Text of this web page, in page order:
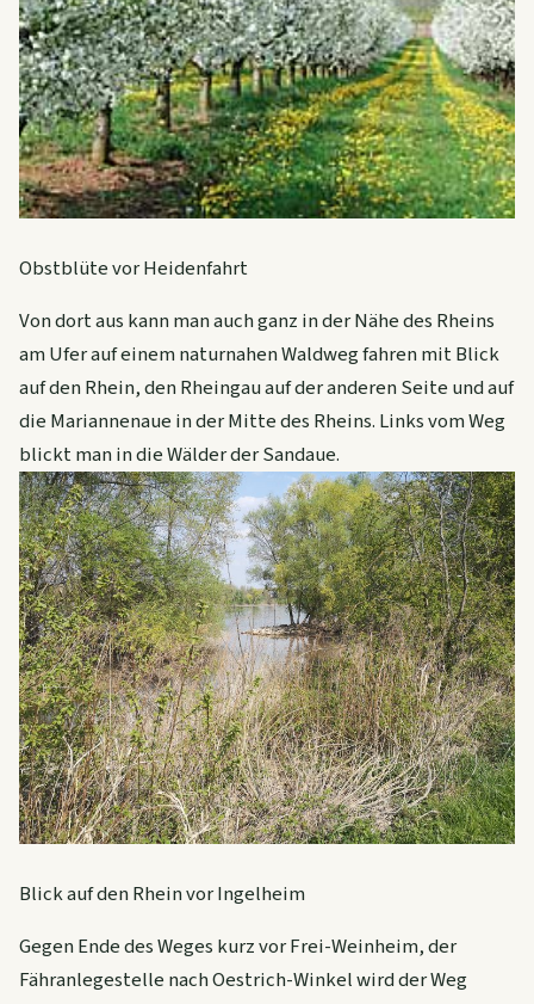
Obstblüte vor Heidenfahrt
Von dort aus kann man auch ganz in der Nähe des Rheins
am Ufer auf einem naturnahen Waldweg fahren mit Blick
auf den Rhein, den Rheingau auf der anderen Seite und auf
die Mariannenaue in der Mitte des Rheins. Links vom Weg
blickt man in die Wälder der Sandaue.
Blick auf den Rhein vor Ingelheim
Gegen Ende des Weges kurz vor Frei-Weinheim, der
Fähranlegestelle nach Oestrich-Winkel wird der Weg